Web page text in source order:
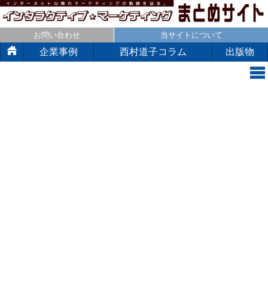
お問い合わせ 当サイトについて
企業事例 西村道子コラム 出版物